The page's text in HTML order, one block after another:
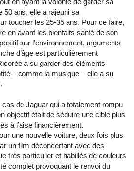
en ayant la volonté de garder sa
50 ans, elle a rajeuni sa
toucher les 25-35 ans. Pour ce faire,
en avant les bienfaits santé de son
sur l’environnement, arguments
d’âge est particulièrement
a su garder des éléments
– comme la musique – elle a su
cas de Jaguar qui a totalement rompu
objectif était de séduire une cible plus
à l’aise financièrement.
une nouvelle voiture, deux fois plus
un film déconcertant avec des
très particulier et habillés de couleurs
complet provoquant le renvoi du